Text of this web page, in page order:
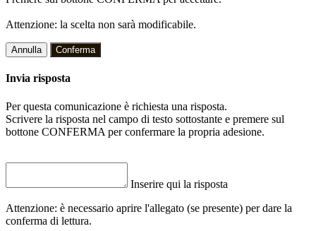
Attenzione: la scelta non sarà modificabile.
Annulla Conferma
Invia risposta
Per questa comunicazione è richiesta una risposta.
Scrivere la risposta nel campo di testo sottostante e premere sul
bottone CONFERMA per confermare la propria adesione.
Inserire qui la risposta
Attenzione: è necessario aprire l'allegato (se presente) per dare la
conferma di lettura.